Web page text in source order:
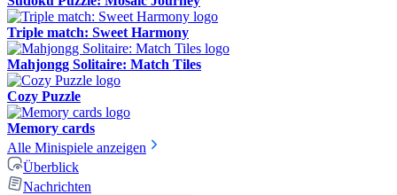
Triple match: Sweet Harmony
Mahjongg Solitaire: Match Tiles
Cozy Puzzle
Memory cards
Alle Minispiele anzeigen
Überblick
Nachrichten